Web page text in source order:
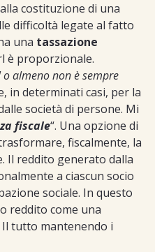
costituzione di una
difficoltà legate al fatto
una tassazione
è proporzionale.
almeno non è sempre
in determinati casi, per la
società di persone. Mi
fiscale“. Una opzione di
fiscalmente, la
Il reddito generato dalla
a ciascun socio
sociale. In questo
reddito come una
tutto mantenendo i